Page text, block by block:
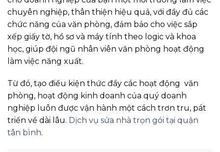
chuyên nghiệp, thân thiện hiệu quả, với đầy đủ các
chức năng của văn phòng, đảm bảo cho việc sắp
xếp giấy tờ, hồ sơ và máy tính theo logic và khoa
học, giúp đội ngũ nhân viên văn phòng hoạt động
làm việc năng xuất.
Từ đó, tạo điều kiện thức đẩy các hoạt động văn
phòng, hoạt động kinh doanh của quý doanh
nghiệp luôn được vận hành một cách trơn tru, pát
triển về dài lâu. Dịch vụ sửa nhà trọn gói tại quận
tân bình.